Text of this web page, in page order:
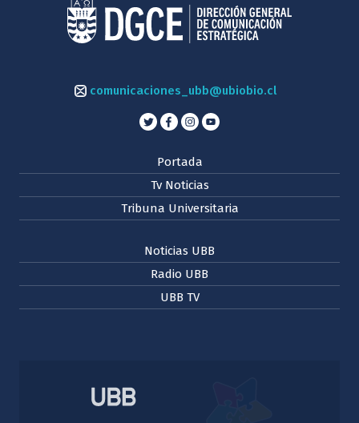
comunicaciones_ubb@ubiobio.cl
Portada
Tv Noticias
Tribuna Universitaria
Noticias UBB
Radio UBB
UBB TV